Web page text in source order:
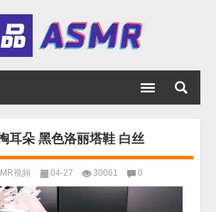
耳朵 黑色洛丽塔鞋 白丝
視頻 04-27 30061 0